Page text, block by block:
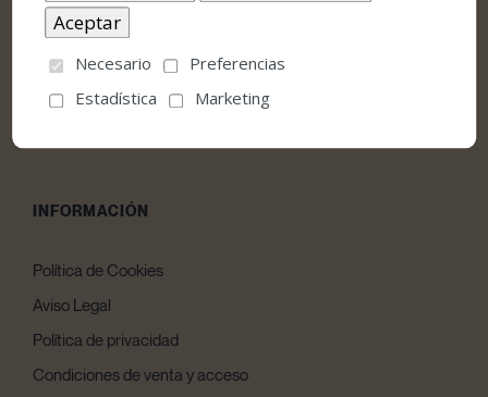
Teatro Góngora Calle Jesús y María, nº 10 E
957480237
INFORMACIÓN
Política de Cookies
Aviso Legal
Política de privacidad
Condiciones de venta y acceso
Necesario
Preferencias
Estadística
Marketing